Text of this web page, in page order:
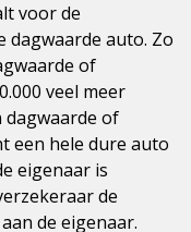
voor de
dagwaarde auto. Zo
of
veel meer
dagwaarde of
een hele dure auto
eigenaar is
de
de eigenaar.